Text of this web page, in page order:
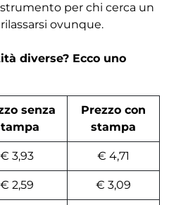
per chi cerca un
ovunque.
diverse? Ecco uno
senza
Prezzo con
stampa
€ 3,93 € 4,71
€ 2,59 € 3,09